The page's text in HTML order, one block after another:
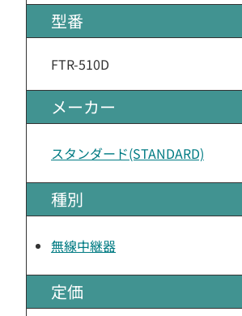
型番
FTR-510D
メーカー
スタンダード(STANDARD)
種別
無線中継器
定価